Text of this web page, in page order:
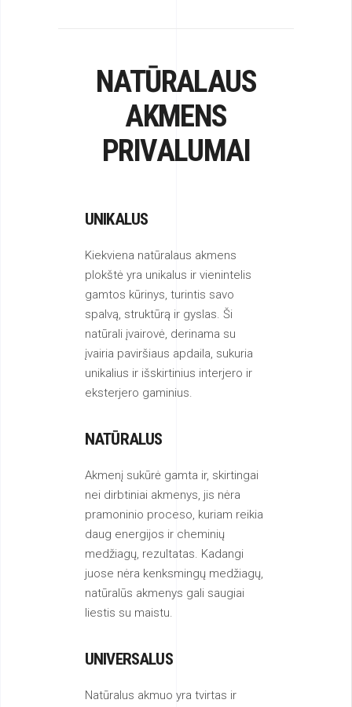
NATŪRALAUS
AKMENS
PRIVALUMAI
UNIKALUS
Kiekviena natūralaus akmens
plokštė yra unikalus ir vienintelis
gamtos kūrinys, turintis savo
spalvą, struktūrą ir gyslas. Ši
natūrali įvairovė, derinama su
įvairia paviršiaus apdaila, sukuria
unikalius ir išskirtinius interjero ir
eksterjero gaminius.
NATŪRALUS
Akmenį sukūrė gamta ir, skirtingai
nei dirbtiniai akmenys, jis nėra
pramoninio proceso, kuriam reikia
daug energijos ir cheminių
medžiagų, rezultatas. Kadangi
juose nėra kenksmingų medžiagų,
natūralūs akmenys gali saugiai
liestis su maistu.
UNIVERSALUS
Natūralus akmuo yra tvirtas ir